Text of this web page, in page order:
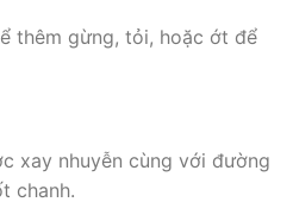
thêm gừng, tỏi, hoặc ớt để
xay nhuyễn cùng với đường
chanh.